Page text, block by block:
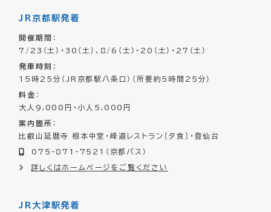
JR京都駅発着
開催期間 ：
7/23（土）・30（土）、8/6（土）・20（土）・27（土）
発車時刻 ：
15時25分（JR京都駅八条口）（所要約5時間25分）
料金 ：
大人9,000円・小人5,000円
案内箇所 ：
比叡山延暦寺 根本中堂・峰道レストラン［夕食］・登仙台
075-871-7521（京都バス）
詳しくはホームページをご覧ください
JR大津駅発着